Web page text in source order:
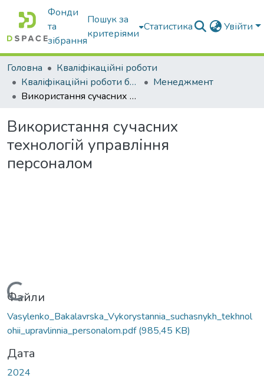
Фонди
та
зібрання
Пошук за
критеріями
Статистика Увійти
Головна
Кваліфікаційні роботи
Кваліфікаційні роботи бакалаврів
Менеджмент
Використання сучасних технологій управління персоналом
Використання сучасних
технологій управління
персоналом
Файли
Vasylenko_Bakalavrska_Vykorystannia_suchasnykh_tekhnol
ohii_upravlinnia_personalom.pdf(985,45 KB)
Дата
2024